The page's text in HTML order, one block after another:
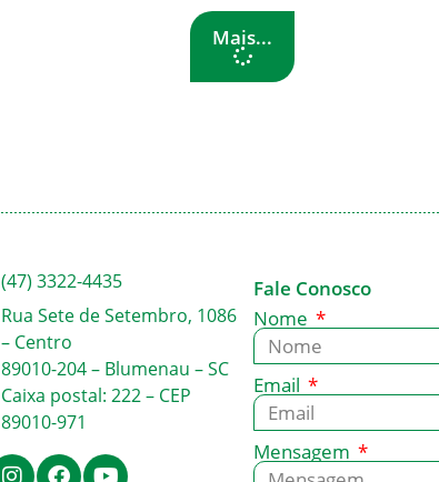
Mais...
(47) 3322-4435
Rua Sete de Setembro, 1086
– Centro
89010-204 – Blumenau – SC
Caixa postal: 222 – CEP
89010-971
Fale Conosco
Nome
Email
Mensagem